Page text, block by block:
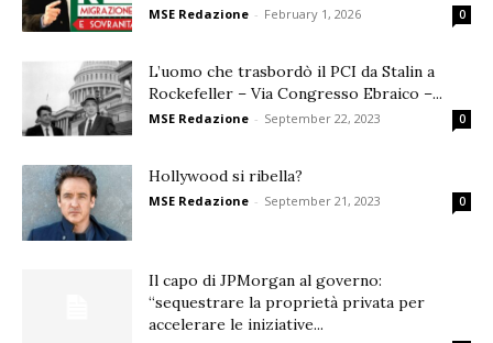
MSE Redazione - February 1, 2026 0
L’uomo che trasbordò il PCI da Stalin a
Rockefeller – Via Congresso Ebraico –...
MSE Redazione - September 22, 2023 0
Hollywood si ribella?
MSE Redazione - September 21, 2023 0
Il capo di JPMorgan al governo:
“sequestrare la proprietà privata per
accelerare le iniziative...